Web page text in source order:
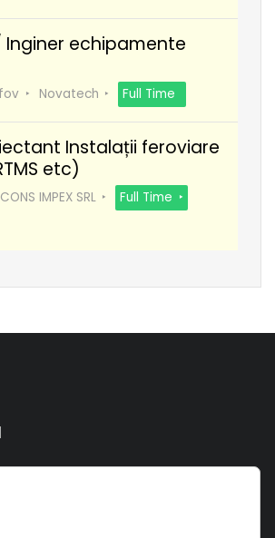
Inginer echipamente
Novatech Full Time
Instalații feroviare
etc)
IMPEX SRL
Full Time